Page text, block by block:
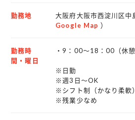
・チルド環境（約5℃）で年中温度
送迎バスで出勤
入荷商品の検品
ピッキング作業
勤務地
大阪府大阪市西淀川区
Google Map ）
勤務時
間・曜日
・9：00～18：00（休憩
※日勤
※週3日～OK
※シフト制（かなり柔軟）
※残業少なめ